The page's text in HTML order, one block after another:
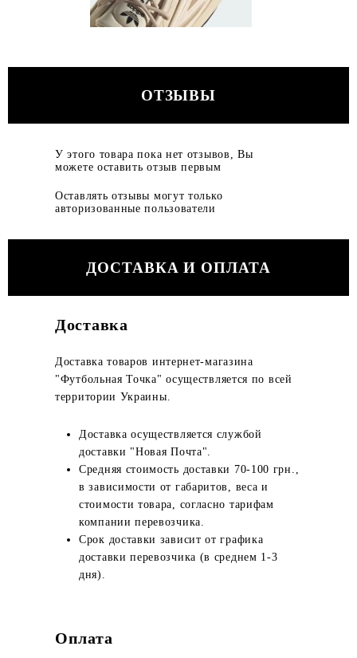
ОТЗЫВЫ
У этого товара пока нет отзывов, Вы
можете оставить отзыв первым
Оставлять отзывы могут только
авторизованные пользователи
ДОСТАВКА И ОПЛАТА
Доставка
Доставка товаров интернет-магазина
"Футбольная Точка" осуществляется по всей
территории Украины.
Доставка осуществляется службой
доставки "Новая Почта".
Средняя стоимость доставки 70-100 грн.,
в зависимости от габаритов, веса и
стоимости товара, согласно тарифам
компании перевозчика.
Срок доставки зависит от графика
доставки перевозчика (в среднем 1-3
дня).
Оплата